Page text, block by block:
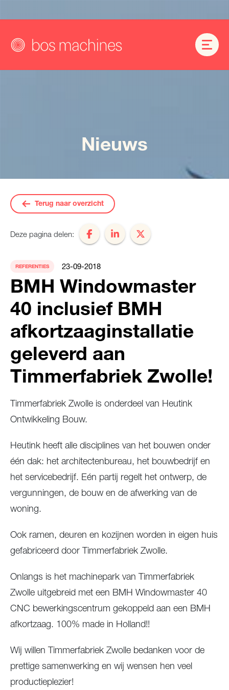
Nieuws
Terug naar overzicht
Deze pagina delen:
REFERENTIES 23-09-2018
BMH Windowmaster
40 inclusief BMH
afkortzaaginstallatie
geleverd aan
Timmerfabriek Zwolle!
Timmerfabriek Zwolle is onderdeel van Heutink
Ontwikkeling Bouw.
Heutink heeft alle disciplines van het bouwen onder
één dak: het architectenbureau, het bouwbedrijf en
het servicebedrijf. Eén partij regelt het ontwerp, de
vergunningen, de bouw en de afwerking van de
woning.
Ook ramen, deuren en kozijnen worden in eigen huis
gefabriceerd door Timmerfabriek Zwolle.
Onlangs is het machinepark van Timmerfabriek
Zwolle uitgebreid met een BMH Windowmaster 40
CNC bewerkingscentrum gekoppeld aan een BMH
afkortzaag. 100% made in Holland!!
Wij willen Timmerfabriek Zwolle bedanken voor de
prettige samenwerking en wij wensen hen veel
productieplezier!